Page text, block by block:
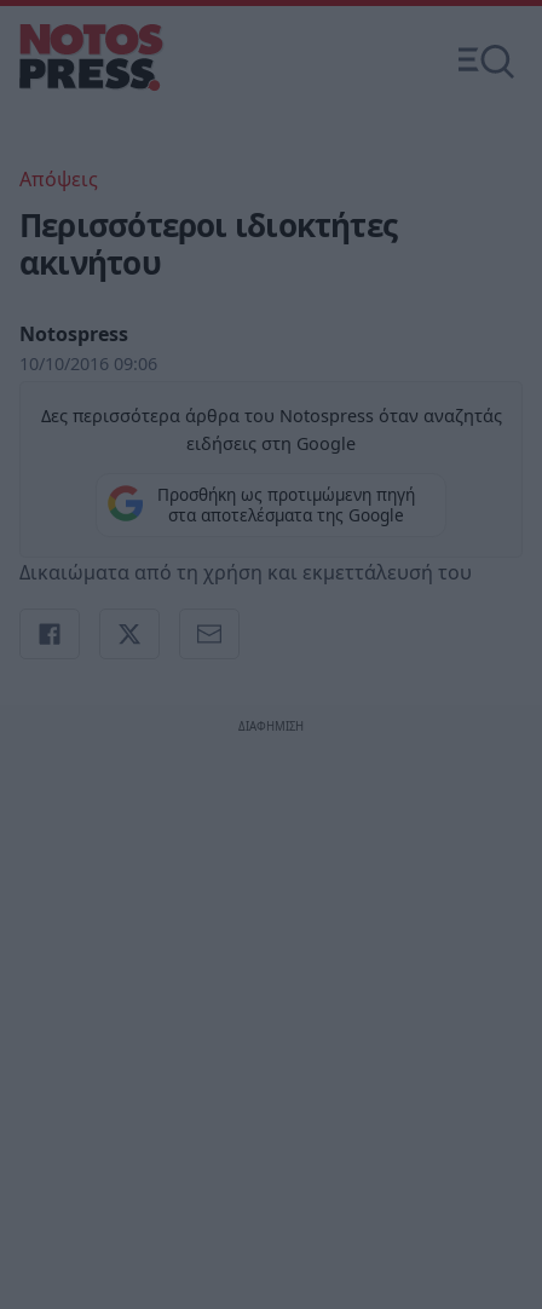
Απόψεις
Περισσότεροι ιδιοκτήτες
ακινήτου
Notospress
10/10/2016 09:06
Δες περισσότερα άρθρα του Notospress όταν αναζητάς
ειδήσεις στη Google
Προσθήκη ως προτιμώμενη πηγή
στα αποτελέσματα της Google
Δικαιώματα από τη χρήση και εκμεττάλευσή του